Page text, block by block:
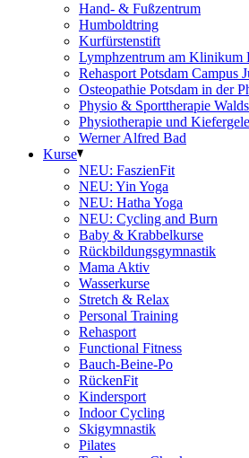
Hand- & Fußzentrum
Humboldtring
Kurfürstenstift
Lymphzentrum am Klinikum
Rehasport Potsdam Campus
Osteopathie Potsdam in der
Physio & Sporttherapie
Physiotherapie und
Werner Alfred Bad
Kurse
NEU: FaszienFit
NEU: Yin Yoga
NEU: Hatha Yoga
NEU: Cycling and Burn
Baby & Krabbelkurse
Rückbildungsgymnastik
Mama Aktiv
Wasserkurse
Stretch & Relax
Personal Training
Rehasport
Functional Fitness
Bauch-Beine-Po
RückenFit
Kindersport
Indoor Cycling
Skigymnastik
Pilates